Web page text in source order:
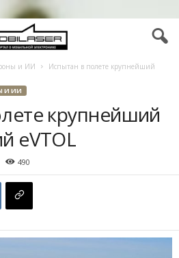
и ИИ
Испытан в полете крупнейший
И ИИ
крупнейший
eVTOL
490